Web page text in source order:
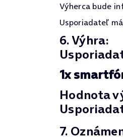
Výherca bude
Usporiadateľ
6. Výhra:
1x
Hodnota
7.